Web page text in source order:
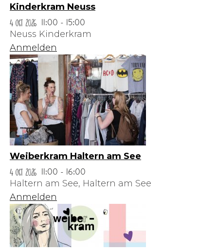
Kinderkram Neuss
4 Oct 2026
11:00 - 15:00
Neuss Kinderkram
Anmelden
Weiberkram Haltern am See
4 Oct 2026
11:00 - 16:00
Haltern am See, Haltern am See
Anmelden